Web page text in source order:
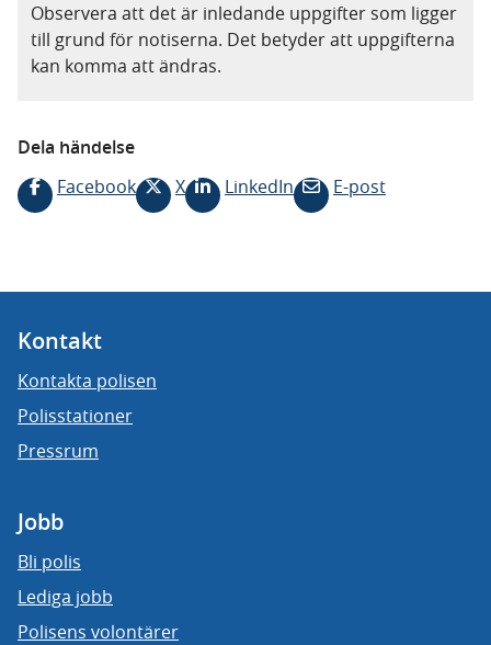
Observera att det är inledande uppgifter som ligger
till grund för notiserna. Det betyder att uppgifterna
kan komma att ändras.
Dela händelse
Facebook
X LinkedIn E-post
Kontakt
Kontakta polisen
Polisstationer
Pressrum
Jobb
Bli polis
Lediga jobb
Polisens volontärer